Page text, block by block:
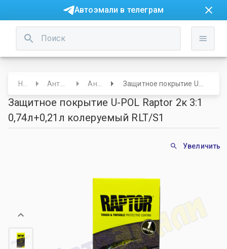
Автоэмали в телеграм
Защитное покрытие U-POL Raptor 2к 3:1
0,74л+0,21л колеруемый RLT/S1
Увеличить